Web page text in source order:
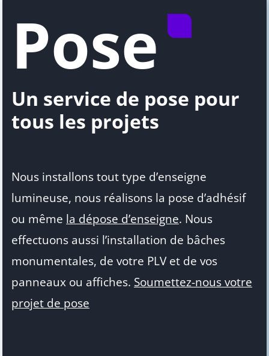
Pose
Un service de pose pour
tous les projets
Nous installons tout type d’enseigne
lumineuse, nous réalisons la pose d’adhésif
ou même la dépose d’enseigne. Nous
effectuons aussi l’installation de bâches
monumentales, de votre PLV et de vos
panneaux ou affiches. Soumettez-nous votre
projet de pose